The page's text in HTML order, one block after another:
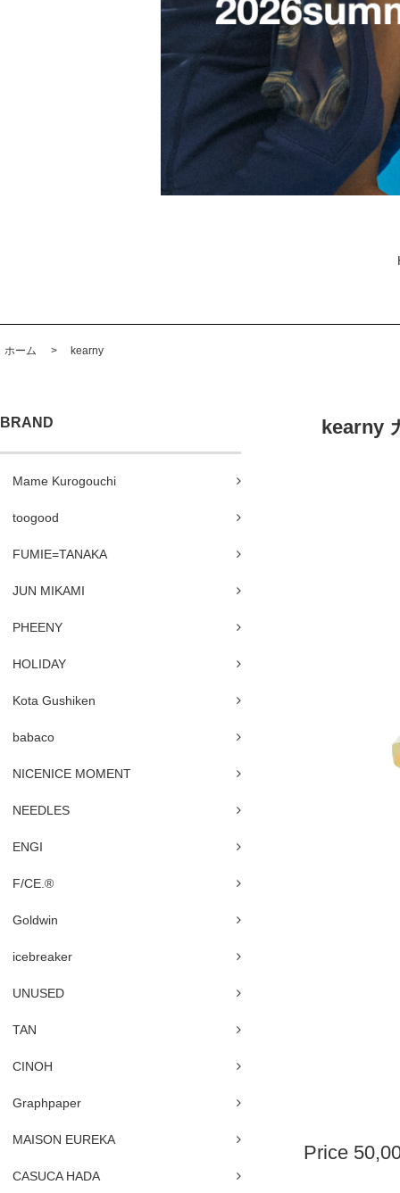
ホーム > kearny
BRAND
Mame Kurogouchi
toogood
FUMIE=TANAKA
JUN MIKAMI
PHEENY
HOLIDAY
Kota Gushiken
babaco
NICENICE MOMENT
NEEDLES
ENGI
F/CE.®
Goldwin
icebreaker
UNUSED
TAN
CINOH
Graphpaper
MAISON EUREKA
CASUCA HADA
kearny
Price